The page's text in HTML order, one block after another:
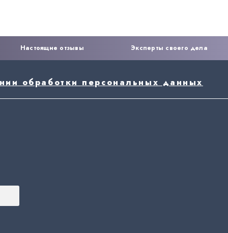
Настоящие отзывы Эксперты своего дела
обработки персональных данных